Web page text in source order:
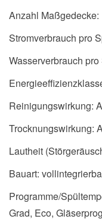
Anzahl Maßgedecke:
Stromverbrauch pro
Wasserverbrauch
Reinigungswirkung: A
Trocknungswirkung:
Lautheit
Bauart:
Programme/
Grad, Eco,